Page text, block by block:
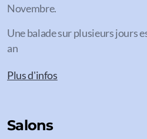
Novembre.
Une balade sur plusieurs jours
an
Plus d'infos
Salons